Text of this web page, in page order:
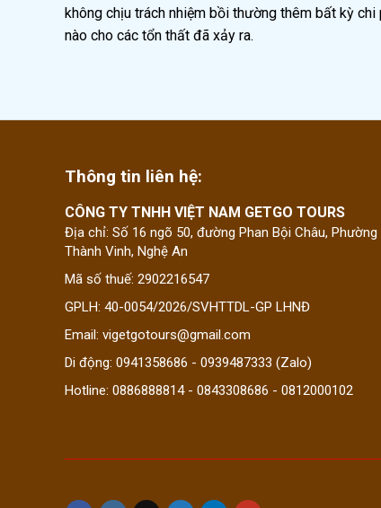
không chịu trách nhiệm bồi thường thêm bất kỳ
nào cho các tổn thất đã xảy ra.
Thông tin liên hệ:
CÔNG TY TNHH VIỆT NAM GETGO TOURS
Địa chỉ: Số 16 ngõ 50, đường Phan Bội Châu, Phường
Thành Vinh, Nghệ An
Mã số thuế: 2902216547
GPLH: 40-0054/2026/SVHTTDL-GP LHNĐ
Email: vigetgotours@gmail.com
Di động: 0941358686 - 0939487333 (Zalo)
Hotline: 0886888814 - 0843308686 - 0812000102